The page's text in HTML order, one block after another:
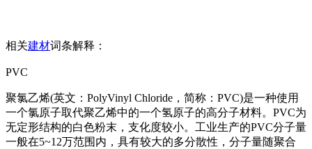
相关建材词条解释：
PVC
聚氯乙烯(英文：PolyVinyl Chloride，简称：PVC)是一种使用
一个氯原子取代聚乙烯中的一个氢原子的高分子材料。PVC为
无定形结构的白色粉末，支化度较小。工业生产的PVC分子量
一般在5~12万范围内，具有较大的多分散性，分子量随聚合